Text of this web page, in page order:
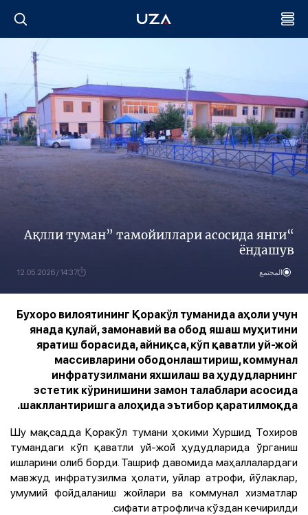
“Ақлли туман” тамойиллари асосида янги
ёндашув
المجتمع 14:37 / 12.05.2026
Бухоро вилоятининг Қоракўл туманида аҳоли учун
янада қулай, замонавий ва обод яшаш муҳитини
яратиш борасида, айниқса, кўп қаватли уй-жой
массивларини ободонлаштириш, коммунал
инфратузилмани яхшилаш ва ҳудудларнинг
эстетик кўринишини замон талаблари асосида
шакллантиришга алоҳида эътибор қаратилмоқда.
Шу мақсадда Қоракўл тумани ҳокими Хуршид Тохиров
тумандаги кўп қаватли уй-жой ҳудудларида ўрганиш
ишларини олиб борди. Ташриф давомида маҳаллалардаги
мавжуд инфратузилма ҳолати, уйлар атрофи, йўлаклар,
умумий фойдаланиш жойлари ва коммунал хизматлар
сифати атрофлича кўздан кечирилди.